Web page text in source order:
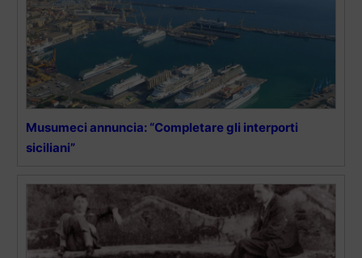
Musumeci annuncia: “Completare gli interporti
siciliani”